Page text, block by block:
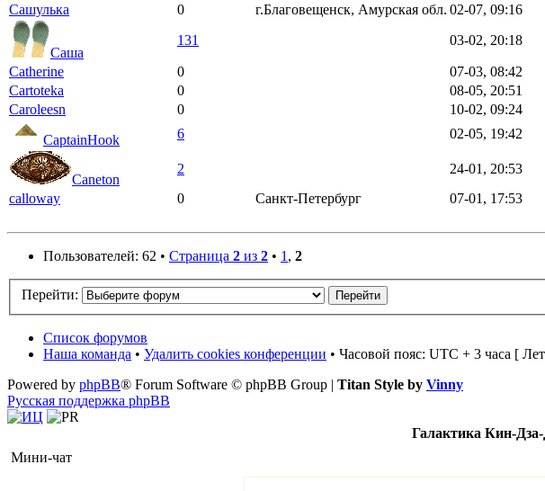
Сашулька
0 г.Благовещенск, Амурская обл. 02-07, 09:16
Саша
131 03-02, 20:18
Catherine 0 07-03, 08:42
Cartoteka
0 08-05, 20:51
Caroleesn
0 10-02, 09:24
CaptainHook
6 02-05, 19:42
Caneton
2 24-01, 20:53
calloway
0 Санкт-Петербург 07-01, 17:53
Пользователей: 62 • Страница 2 из 2 • 1 , 2
Перейти:
Список форумов
Наша команда • Удалить cookies конференции • Часовой пояс: UTC + 3 часа [
Powered by phpBB® Forum Software © phpBB Group | Titan Style by Vinny
Русская поддержка phpBB
Галактика Кин-Дза-
Мини-чат